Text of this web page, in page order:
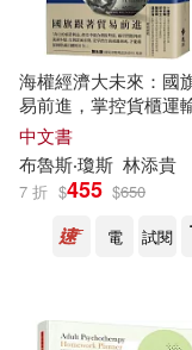
作者 (可複選)
布魯斯‧瓊斯(2)
(美) 小亞瑟
森，提摩太
[美]布魯斯·瓊斯 卡洛斯·帕斯
（美）小阿瑟
海權經濟大未來：國
易前進，掌控貨櫃運
戰略，電纜數據及海
能成為世界霸權
中文書
布魯斯‧瓊斯 林添貴
7 折 $455 $650
電
試閱